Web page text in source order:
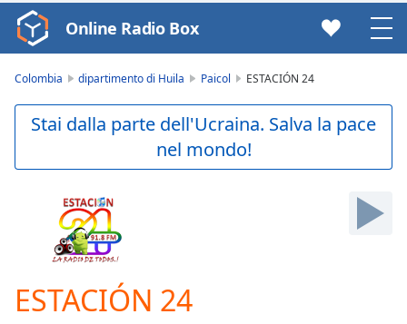
Video
Player
Play
Video
Skip
Current
Online Radio Box
Colombia dipartimento di Huila Paicol ESTACIÓN 24
Stai dalla parte dell'Ucraina. Salva la pace
nel mondo!
ESTACIÓN 24